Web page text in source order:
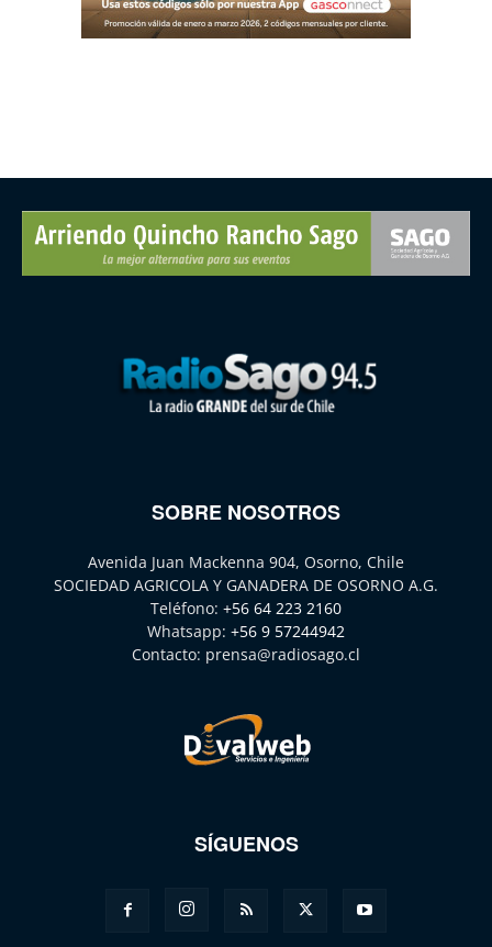
SOBRE NOSOTROS
Avenida Juan Mackenna 904, Osorno, Chile
SOCIEDAD AGRICOLA Y GANADERA DE OSORNO A.G.
Teléfono: +56 64 223 2160
Whatsapp: +56 9 57244942
Contacto: prensa@radiosago.cl
SÍGUENOS